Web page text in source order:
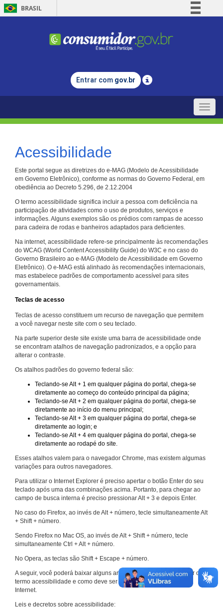
BRASIL
Comunica BR
Legislação
Entrar com gov.br
Toggle
Acessibilidade
Este portal segue as diretrizes do e-MAG (Modelo de Acessibilidade
em Governo Eletrônico), conforme as normas do Governo Federal, em
obediência ao Decreto 5.296, de 2.12.2004
O termo acessibilidade significa incluir a pessoa com deficiência na
participação de atividades como o uso de produtos, serviços e
informações. Alguns exemplos são os prédios com rampas de acesso
para cadeira de rodas e banheiros adaptados para deficientes.
Na internet, acessibilidade refere-se principalmente às recomendações
do WCAG (World Content Accessibility Guide) do W3C e no caso do
Governo Brasileiro ao e-MAG (Modelo de Acessibilidade em Governo
Eletrônico). O e-MAG está alinhado às recomendações internacionais,
mas estabelece padrões de comportamento acessível para sites
governamentais.
Teclas de acesso
Teclas de acesso constituem um recurso de navegação que permitem
a você navegar neste site com o seu teclado.
Na parte superior deste site existe uma barra de acessibilidade onde
se encontram atalhos de navegação padronizados, e a opção para
alterar o contraste.
Os atalhos padrões do governo federal são:
Teclando-se Alt + 1 em qualquer página do portal, chega-se
diretamente ao começo do conteúdo principal da página;
Teclando-se Alt + 2 em qualquer página do portal, chega-se
diretamente ao início do menu principal;
Teclando-se Alt + 3 em qualquer página do portal, chega-se
diretamente ao login; e
Teclando-se Alt + 4 em qualquer página do portal, chega-se
diretamente ao rodapé do site.
Esses atalhos valem para o navegador Chrome, mas existem algumas
variações para outros navegadores.
Para utilizar o Internet Explorer é preciso apertar o botão Enter do seu
teclado após uma das combinações acima. Portanto, para chegar ao
campo de busca interna é preciso pressionar Alt + 3 e depois Enter.
No caso do Firefox, ao invés de Alt + número, tecle simultaneamente Alt
+ Shift + número.
Sendo Firefox no Mac OS, ao invés de Alt + Shift + número, tecle
simultaneamente Ctrl + Alt + número.
No Opera, as teclas são Shift + Escape + número.
A seguir, você poderá baixar alguns arquivos que explicam melhor o
termo acessibilidade e como deve ser implementado nos sites da
Internet.
Leis e decretos sobre acessibilidade: